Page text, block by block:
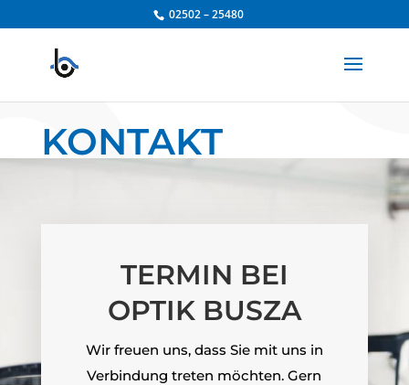
springen
02502 – 25480
KONTAKT
TERMIN BEI
OPTIK BUSZA
Wir freuen uns, dass Sie mit uns in
Verbindung treten möchten. Gern